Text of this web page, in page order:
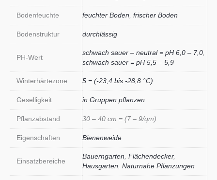
Bodenfeuchte feuchter Boden frischer Boden
Bodenstruktur durchlässig
PH-Wert
schwach sauer – neutral = pH 6,0 – 7,0
schwach sauer = pH 5,5 – 5,9
Winterhärtezone 5 = (-23,4 bis -28,8 °C)
Geselligkeit in Gruppen pflanzen
Pflanzabstand 30 – 40 cm = (7 – 9/qm)
Eigenschaften Bienenweide
Einsatzbereiche
Bauerngarten Flächendecker,
Hausgarten Naturnahe Pflanzungen